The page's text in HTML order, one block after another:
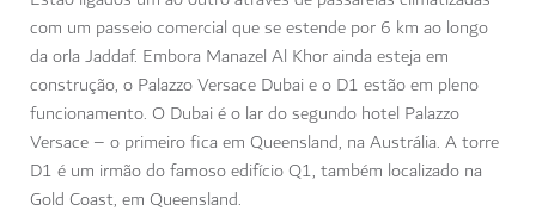
com um passeio comercial que se estende por 6 km ao longo
da orla Jaddaf. Embora Manazel Al Khor ainda esteja em
construção, o Palazzo Versace Dubai e o D1 estão em pleno
funcionamento. O Dubai é o lar do segundo hotel Palazzo
Versace – o primeiro fica em Queensland, na Austrália. A torre
D1 é um irmão do famoso edifício Q1, também localizado na
Gold Coast, em Queensland.